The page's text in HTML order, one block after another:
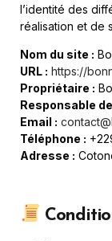
l’identité des
réalisation et de
Nom du site :
URL : https://
Propriétaire :
Responsable
Email :
Téléphone :
Adresse :